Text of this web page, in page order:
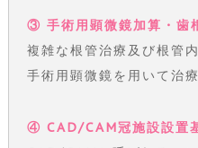
③ 手術用顕微鏡加算・歯
複雑な根管治療及び根管
手術用顕微鏡を用いて治
④ CAD/CAM冠施設設置